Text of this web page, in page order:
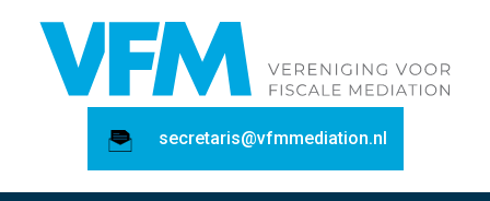
secretaris@vfmmediation.nl